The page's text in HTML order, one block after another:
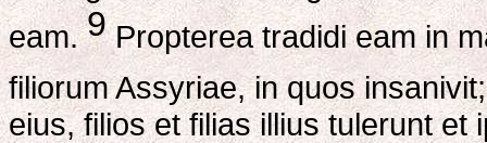
eam.9Propterea tradidi eam in
filiorum Assyriae, in quos
eius, filios et filias illius tulerunt